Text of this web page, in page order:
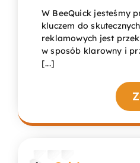
W BeeQuick jesteśmy
kluczem do
reklamowych jest
w sposób klarowny i
[...]